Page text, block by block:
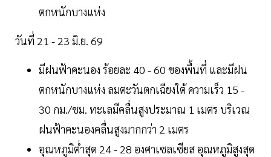
ตกหนักบางแห่ง
วันที่ 21 - 23 มิ.ย. 69
มีฝนฟ้าคะนอง ร้อยละ 40 - 60 ของพื้นที่ และมีฝน
ตกหนักบางแห่ง ลมตะวันตกเฉียงใต้ ความเร็ว 15 -
30 กม./ชม. ทะเลมีคลื่นสูงประมาณ 1 เมตร บริเวณ
ฝนฟ้าคะนองคลื่นสูงมากกว่า 2 เมตร
อุณหภูมิต่ำสุด 24 - 28 องศาเซลเซียส อุณหภูมิสูงสุด